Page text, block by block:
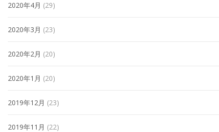
2020年4月 (29)
2020年3月 (23)
2020年2月 (20)
2020年1月 (20)
2019年12月 (23)
2019年11月 (22)